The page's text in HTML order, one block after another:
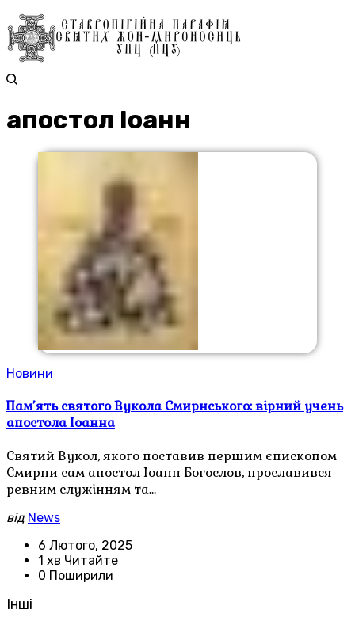
апостол Іоанн
Новини
Пам’ять святого Вукола Смирнського: вірний учень
апостола Іоанна
Святий Вукол, якого поставив першим єпископом
Смирни сам апостол Іоанн Богослов, прославився
ревним служінням та…
від News
6 Лютого, 2025
1 хв Читайте
0 Поширили
Інші